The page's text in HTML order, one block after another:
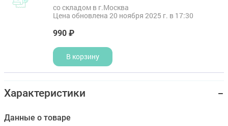
со складом в г.Москва
Цена обновлена 20 ноября 2025 г. в 17:30
990 ₽
В корзину
Характеристики
Данные о товаре